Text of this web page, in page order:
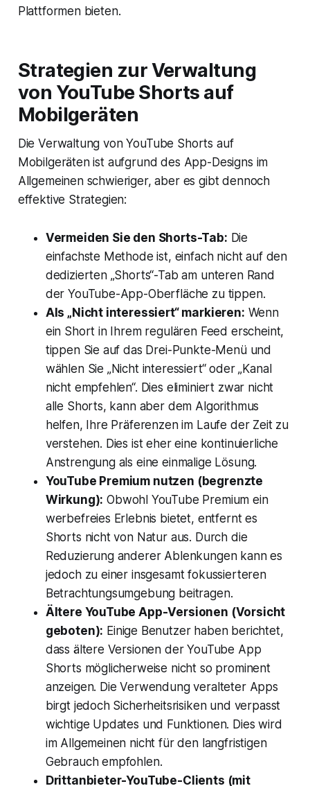
Plattformen bieten.
Strategien zur Verwaltung
von YouTube Shorts auf
Mobilgeräten
Die Verwaltung von YouTube Shorts auf
Mobilgeräten ist aufgrund des App-Designs im
Allgemeinen schwieriger, aber es gibt dennoch
effektive Strategien:
Vermeiden Sie den Shorts-Tab: Die
einfachste Methode ist, einfach nicht auf den
dedizierten „Shorts“-Tab am unteren Rand
der YouTube-App-Oberfläche zu tippen.
Als „Nicht interessiert“ markieren: Wenn
ein Short in Ihrem regulären Feed erscheint,
tippen Sie auf das Drei-Punkte-Menü und
wählen Sie „Nicht interessiert“ oder „Kanal
nicht empfehlen“. Dies eliminiert zwar nicht
alle Shorts, kann aber dem Algorithmus
helfen, Ihre Präferenzen im Laufe der Zeit zu
verstehen. Dies ist eher eine kontinuierliche
Anstrengung als eine einmalige Lösung.
YouTube Premium nutzen (begrenzte
Wirkung): Obwohl YouTube Premium ein
werbefreies Erlebnis bietet, entfernt es
Shorts nicht von Natur aus. Durch die
Reduzierung anderer Ablenkungen kann es
jedoch zu einer insgesamt fokussierteren
Betrachtungsumgebung beitragen.
Ältere YouTube App-Versionen (Vorsicht
geboten): Einige Benutzer haben berichtet,
dass ältere Versionen der YouTube App
Shorts möglicherweise nicht so prominent
anzeigen. Die Verwendung veralteter Apps
birgt jedoch Sicherheitsrisiken und verpasst
wichtige Updates und Funktionen. Dies wird
im Allgemeinen nicht für den langfristigen
Gebrauch empfohlen.
Drittanbieter-YouTube-Clients (mit